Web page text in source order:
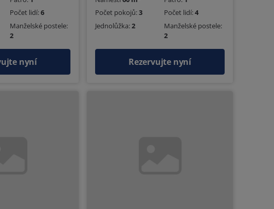
Počet lidí:6
Manželské postele:
2
nyní
Počet pokojů:3 Počet lidí:4
Jednolůžka:2
Manželské postele:
2
Rezervujte nyní